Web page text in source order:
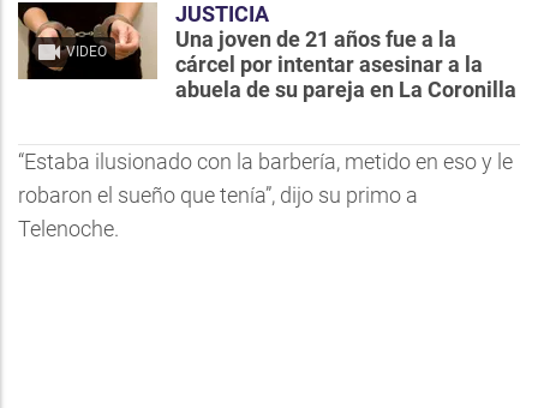
VIDEO
JUSTICIA
Una joven de 21 años fue a la
cárcel por intentar asesinar a la
abuela de su pareja en La Coronilla
“Estaba ilusionado con la barbería, metido en eso y le
robaron el sueño que tenía”, dijo su primo a
Telenoche.